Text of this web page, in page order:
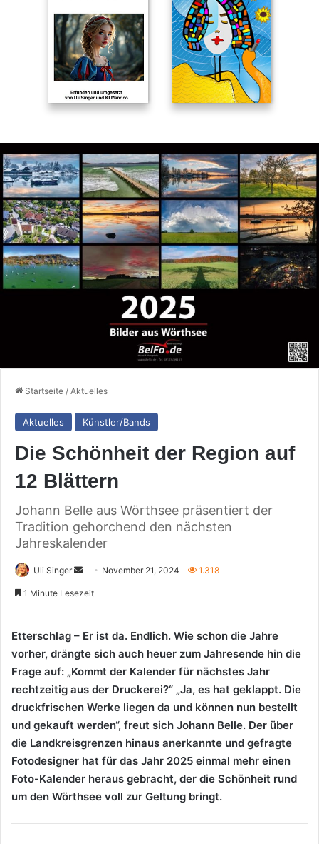
Startseite / Aktuelles
Aktuelles Künstler/Bands
Die Schönheit der Region auf
12 Blättern
Johann Belle aus Wörthsee präsentiert der
Tradition gehorchend den nächsten
Jahreskalender
Uli Singer
Sende
Mail
November 21, 2024 1.318
1 Minute Lesezeit
Etterschlag – Er ist da. Endlich. Wie schon die Jahre
vorher, drängte sich auch heuer zum Jahresende hin die
Frage auf: „Kommt der Kalender für nächstes Jahr
rechtzeitig aus der Druckerei?“ „Ja, es hat geklappt. Die
druckfrischen Werke liegen da und können nun bestellt
und gekauft werden“, freut sich Johann Belle. Der über
die Landkreisgrenzen hinaus anerkannte und gefragte
Fotodesigner hat für das Jahr 2025 einmal mehr einen
Foto-Kalender heraus gebracht, der die Schönheit rund
um den Wörthsee voll zur Geltung bringt.